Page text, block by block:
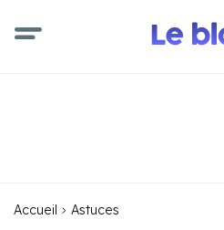
Accueil Astuces